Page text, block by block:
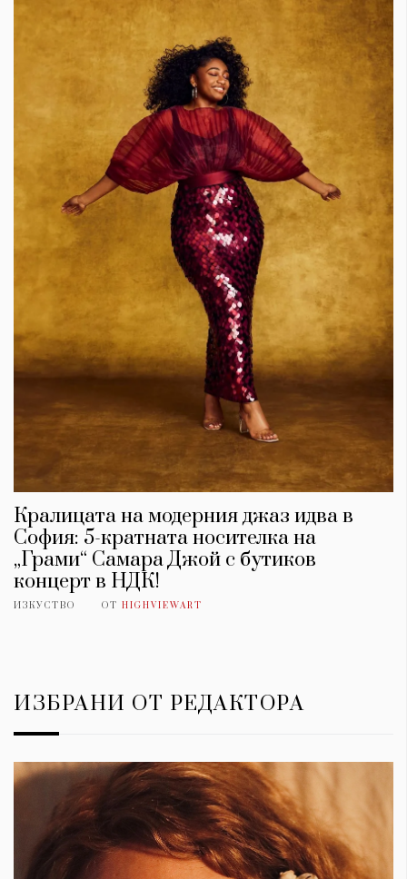
Кралицата на модерния джаз идва в
София: 5-кратната носителка на
„Грами“ Самара Джой с бутиков
концерт в НДК!
ИЗКУСТВО ОТ HIGHVIEWART
ИЗБРАНИ ОТ РЕДАКТОРА